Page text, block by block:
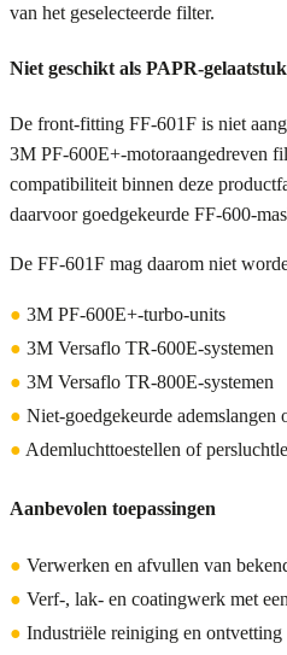
van het geselecteerde filter.
Niet geschikt als PAPR-gelaatstuk
De front-fitting FF-601F is niet
3M PF-600E+-motoraangedreven
compatibiliteit binnen deze
daarvoor goedgekeurde FF-600-
De FF-601F mag daarom niet
● 3M PF-600E+-turbo-units
● 3M Versaflo TR-600E-systemen
● 3M Versaflo TR-800E-systemen
● Niet-goedgekeurde ademslangen
● Ademluchttoestellen of
Aanbevolen toepassingen
● Verwerken en afvullen van
● Verf-, lak- en coatingwerk met
● Industriële reiniging en ontvetting